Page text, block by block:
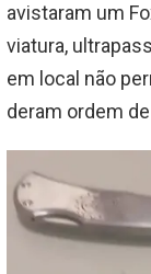
avistaram um
viatura,
em local não
deram ordem